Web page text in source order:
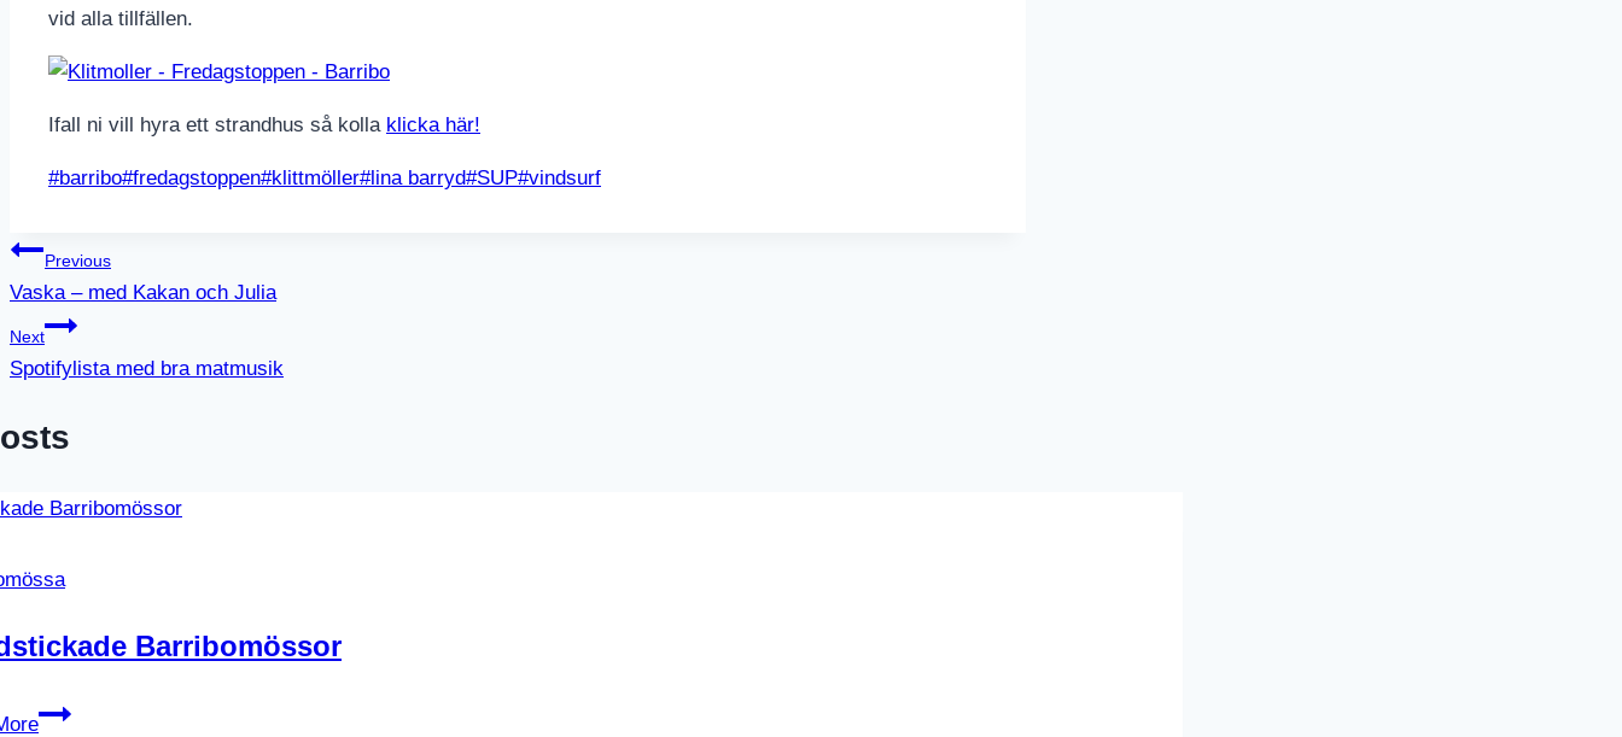
vid alla tillfällen.
Ifall ni vill hyra ett strandhus så kolla klicka här!
Post
#barribo#fredagstoppen#klittmöller#lina barryd#SUP#vindsurf
Inläggsnavigering
Previous
Vaska – med Kakan och Julia
Next
Spotifylista med bra matmusik
Barribomössor
Handstickade